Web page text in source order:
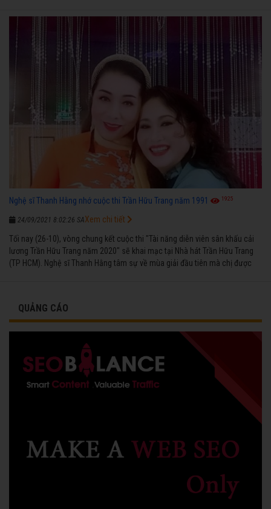
Nghệ sĩ Thanh Hằng nhớ cuộc thi Trần Hữu Trang năm 1991 1925
24/09/2021 8:02:26 SA
Tối nay (26-10), vòng chung kết cuộc thi "Tài năng diễn viên sân khấu cải
lương Trần Hữu Trang năm 2020" sẽ khai mạc tại Nhà hát Trần Hữu Trang
(TP HCM). Nghệ sĩ Thanh Hằng tâm sự về mùa giải đầu tiên mà chị được
Xem chi tiết
QUẢNG CÁO